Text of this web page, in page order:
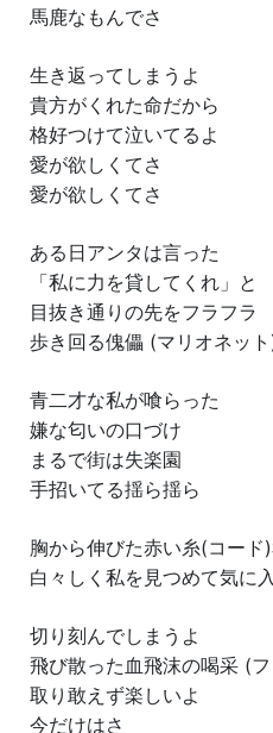
馬鹿なもんでさ
生き返ってしまうよ
貴方がくれた命だから
格好つけて泣いてるよ
愛が欲しくてさ
愛が欲しくてさ
ある日アンタは言った
「私に力を貸してくれ」と
目抜き通りの先をフラフラ
歩き回る傀儡 (マリオネット
青二才な私が喰らった
嫌な匂いの口づけ
まるで街は失楽園
手招いてる揺ら揺ら
胸から伸びた赤い糸(コー
白々しく私を見つめて気に
切り刻んでしまうよ
飛び散った血飛沫の喝采 (
取り敢えず楽しいよ
今だけはさ